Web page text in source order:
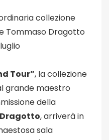
collezione
Tommaso Dragotto
Tour”, la collezione
grande maestro
della
, arriverà in
sala